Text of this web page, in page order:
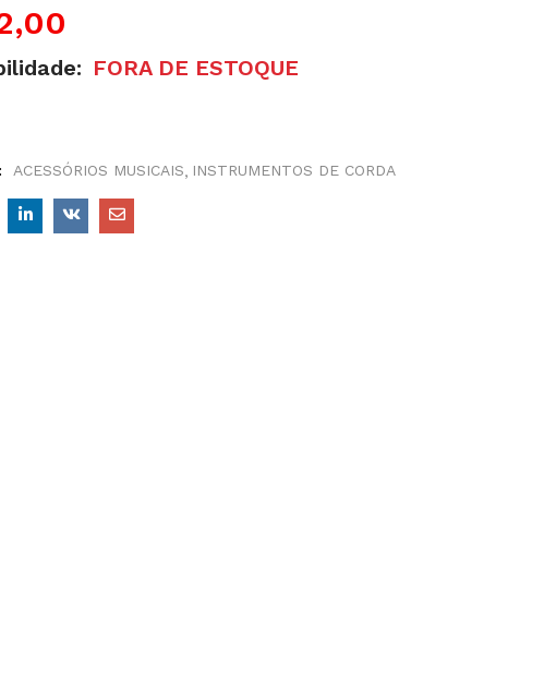
FORA DE ESTOQUE
ACESSÓRIOS MUSICAIS INSTRUMENTOS DE CORDA